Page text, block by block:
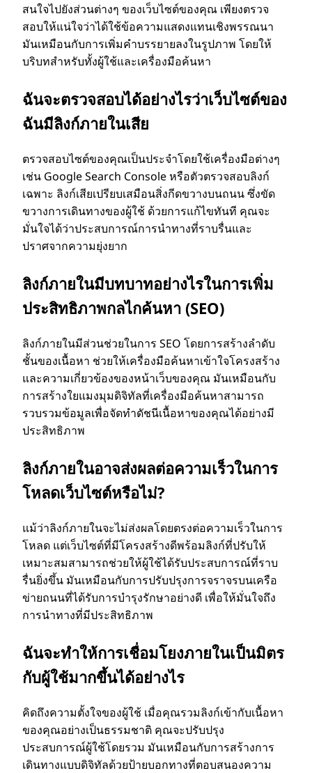
สนใจไปยังส่วนต่างๆ ของเว็บไซต์ของคุณ เพียงตรวจ
สอบให้แน่ใจว่าได้ใช้ข้อความแสดงแทนเชิงพรรณนา
มันเหมือนกับการเพิ่มคําบรรยายลงในรูปภาพ โดยให้
บริบทสําหรับทั้งผู้ใช้และเครื่องมือค้นหา
ฉันจะตรวจสอบได้อย่างไรว่าเว็บไซต์ของ
ฉันมีลิงก์ภายในเสีย
ตรวจสอบไซต์ของคุณเป็นประจําโดยใช้เครื่องมือต่างๆ
เช่น Google Search Console หรือตัวตรวจสอบลิงก์
เฉพาะ ลิงก์เสียเปรียบเสมือนสิ่งกีดขวางบนถนน ซึ่งขัด
ขวางการเดินทางของผู้ใช้ ด้วยการแก้ไขทันที คุณจะ
มั่นใจได้ว่าประสบการณ์การนําทางที่ราบรื่นและ
ปราศจากความยุ่งยาก
ลิงก์ภายในมีบทบาทอย่างไรในการเพิ่ม
ประสิทธิภาพกลไกค้นหา (SEO)
ลิงก์ภายในมีส่วนช่วยในการ SEO โดยการสร้างลําดับ
ชั้นของเนื้อหา ช่วยให้เครื่องมือค้นหาเข้าใจโครงสร้าง
และความเกี่ยวข้องของหน้าเว็บของคุณ มันเหมือนกับ
การสร้างใยแมงมุมดิจิทัลที่เครื่องมือค้นหาสามารถ
รวบรวมข้อมูลเพื่อจัดทําดัชนีเนื้อหาของคุณได้อย่างมี
ประสิทธิภาพ
ลิงก์ภายในอาจส่งผลต่อความเร็วในการ
โหลดเว็บไซต์หรือไม่?
แม้ว่าลิงก์ภายในจะไม่ส่งผลโดยตรงต่อความเร็วในการ
โหลด แต่เว็บไซต์ที่มีโครงสร้างดีพร้อมลิงก์ที่ปรับให้
เหมาะสมสามารถช่วยให้ผู้ใช้ได้รับประสบการณ์ที่ราบ
รื่นยิ่งขึ้น มันเหมือนกับการปรับปรุงการจราจรบนเครือ
ข่ายถนนที่ได้รับการบํารุงรักษาอย่างดี เพื่อให้มั่นใจถึง
การนําทางที่มีประสิทธิภาพ
ฉันจะทําให้การเชื่อมโยงภายในเป็นมิตร
กับผู้ใช้มากขึ้นได้อย่างไร
คิดถึงความตั้งใจของผู้ใช้ เมื่อคุณรวมลิงก์เข้ากับเนื้อหา
ของคุณอย่างเป็นธรรมชาติ คุณจะปรับปรุง
ประสบการณ์ผู้ใช้โดยรวม มันเหมือนกับการสร้างการ
เดินทางแบบดิจิทัลด้วยป้ายบอกทางที่ตอบสนองความ